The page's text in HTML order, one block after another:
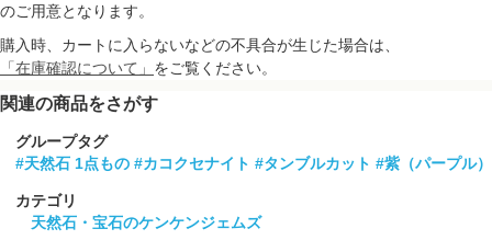
のご用意となります。
購入時、カートに入らないなどの不具合が生じた場合は、
「在庫確認について」 をご覧ください。
関連の商品をさがす
グループタグ
#天然石 1点もの #カコクセナイト #タンブルカット #紫（パープル）
カテゴリ
天然石・宝石のケンケンジェムズ